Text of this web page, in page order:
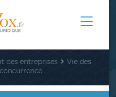
des entreprises
Vie des